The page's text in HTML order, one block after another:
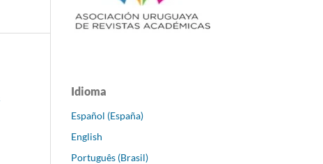
Idioma
Español (España)
English
Português (Brasil)